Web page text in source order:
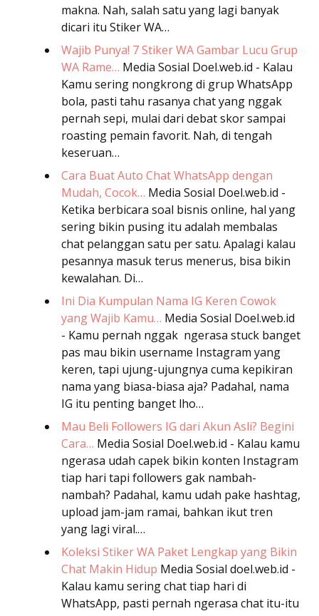
makna. Nah, salah satu yang lagi banyak
dicari itu Stiker WA…
Wajib Punya! 7 Stiker WA Gambar Lucu Grup
WA Rame… Media Sosial Doel.web.id - Kalau
Kamu sering nongkrong di grup WhatsApp
bola, pasti tahu rasanya chat yang nggak
pernah sepi, mulai dari debat skor sampai
roasting pemain favorit. Nah, di tengah
keseruan…
Cara Buat Auto Chat WhatsApp dengan
Mudah, Cocok… Media Sosial Doel.web.id -
Ketika berbicara soal bisnis online, hal yang
sering bikin pusing itu adalah membalas
chat pelanggan satu per satu. Apalagi kalau
pesannya masuk terus menerus, bisa bikin
kewalahan. Di…
Ini Dia Kumpulan Nama IG Keren Cowok
yang Wajib Kamu… Media Sosial Doel.web.id
- Kamu pernah nggak ngerasa stuck banget
pas mau bikin username Instagram yang
keren, tapi ujung-ujungnya cuma kepikiran
nama yang biasa-biasa aja? Padahal, nama
IG itu penting banget lho…
Mau Beli Followers IG dari Akun Asli? Begini
Cara… Media Sosial Doel.web.id - Kalau kamu
ngerasa udah capek bikin konten Instagram
tiap hari tapi followers gak nambah-
nambah? Padahal, kamu udah pake hashtag,
upload jam-jam ramai, bahkan ikut tren
yang lagi viral.…
Koleksi Stiker WA Paket Lengkap yang Bikin
Chat Makin Hidup Media Sosial doel.web.id -
Kalau kamu sering chat tiap hari di
WhatsApp, pasti pernah ngerasa chat itu-itu